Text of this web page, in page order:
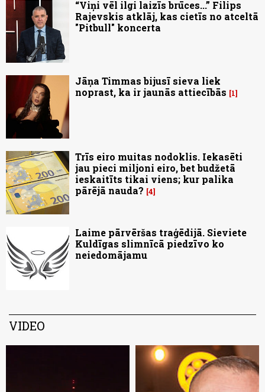
“Viņi vēl ilgi laizīs brūces...” Filips
Rajevskis atklāj, kas cietīs no atceltā
"Pitbull" koncerta
Jāņa Timmas bijusī sieva liek
noprast, ka ir jaunās attiecībās
1
Trīs eiro muitas nodoklis. Iekasēti
jau pieci miljoni eiro, bet budžetā
ieskaitīts tikai viens; kur palika
pārējā nauda? 4
Laime pārvēršas traģēdijā. Sieviete
Kuldīgas slimnīcā piedzīvo ko
neiedomājamu
VIDEO